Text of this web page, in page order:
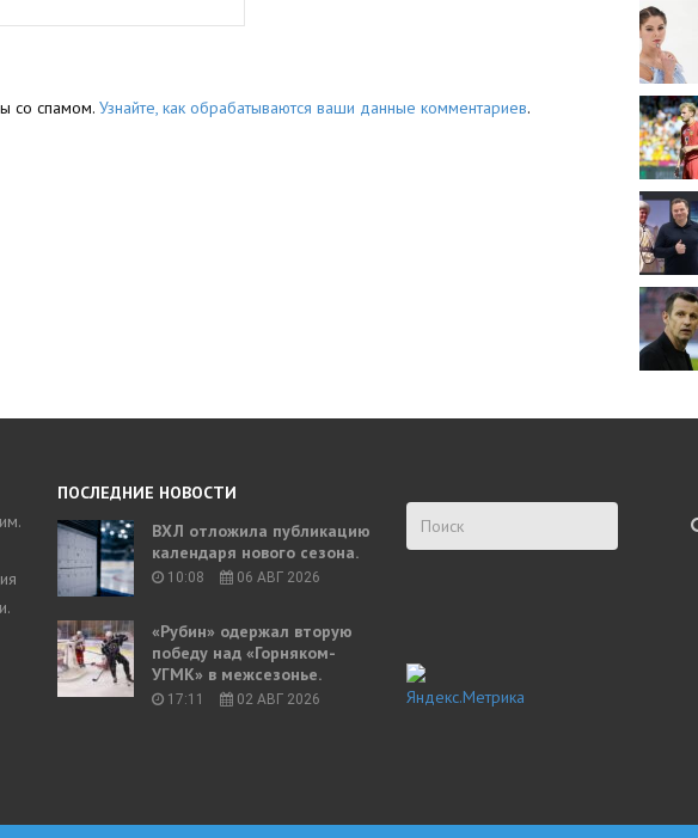
со спамом. Узнайте, как обрабатываются ваши данные комментариев.
ПОСЛЕДНИЕ НОВОСТИ
ВХЛ отложила публикацию
календаря нового сезона.
10:08 06 АВГ 2026
«Рубин» одержал вторую
победу над «Горняком-
УГМК» в межсезонье.
17:11 02 АВГ 2026